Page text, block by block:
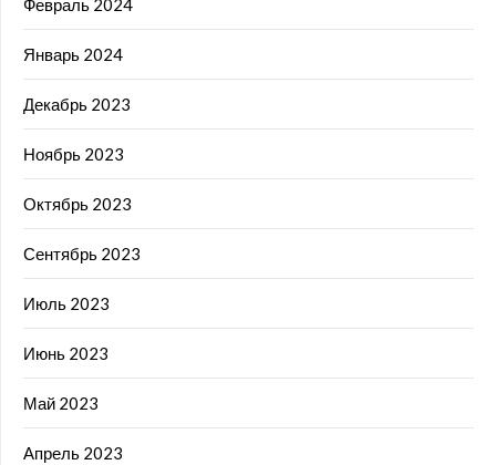
Февраль 2024
Январь 2024
Декабрь 2023
Ноябрь 2023
Октябрь 2023
Сентябрь 2023
Июль 2023
Июнь 2023
Май 2023
Апрель 2023